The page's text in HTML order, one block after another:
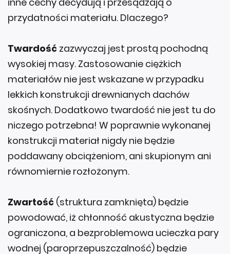
przydatności materiału. Dlaczego?
Twardość zazwyczaj jest prostą pochodną
wysokiej masy. Zastosowanie ciężkich
materiałów nie jest wskazane w przypadku
lekkich konstrukcji drewnianych dachów
skośnych. Dodatkowo twardość nie jest tu do
niczego potrzebna! W poprawnie wykonanej
konstrukcji materiał nigdy nie będzie
poddawany obciążeniom, ani skupionym ani
równomiernie rozłożonym.
Zwartość (struktura zamknięta) będzie
powodować, iż chłonność akustyczna będzie
ograniczona, a bezproblemowa ucieczka pary
wodnej (paroprzepuszczalność) będzie